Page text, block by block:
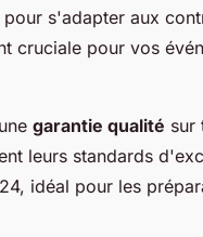
s'adapter aux
cruciale pour vos
garantie qualité sur
leurs standards
idéal pour les